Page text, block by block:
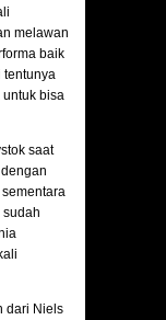
melawan
baik
tentunya
bisa
saat
sudah
dari Niels